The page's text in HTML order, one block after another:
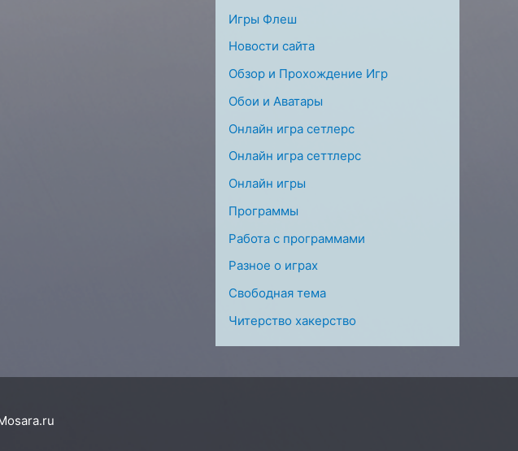
Игры Флеш
Новости сайта
Обзор и Прохождение Игр
Обои и Аватары
Онлайн игра сетлерс
Онлайн игра сеттлерс
Онлайн игры
Программы
Работа с программами
Разное о играх
Свободная тема
Читерство хакерство